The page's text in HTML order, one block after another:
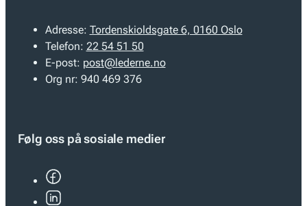
Adresse: Tordenskioldsgate 6, 0160 Oslo
Telefon: 22 54 51 50
E-post: post@lederne.no
Org nr: 940 469 376
Følg oss på sosiale medier